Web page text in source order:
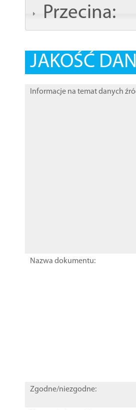
Przecina:
JAKOŚĆ
Informacje na temat danych
Nazwa dokumentu:
Zgodne/niezgodne: